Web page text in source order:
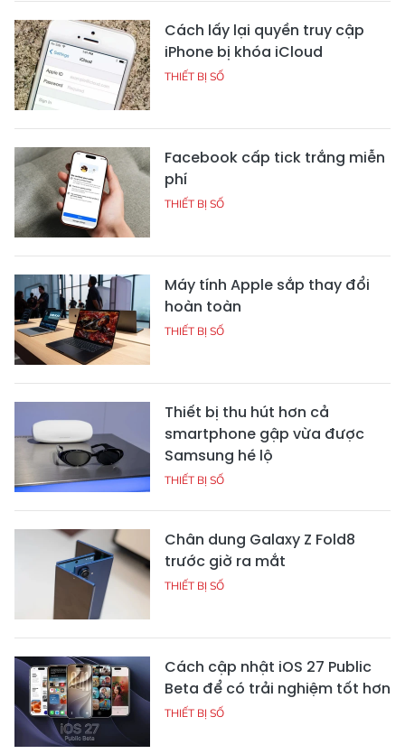
Cách lấy lại quyền truy cập
iPhone bị khóa iCloud
THIẾT BỊ SỐ
Facebook cấp tick trắng miễn
phí
THIẾT BỊ SỐ
Máy tính Apple sắp thay đổi
hoàn toàn
THIẾT BỊ SỐ
Thiết bị thu hút hơn cả
smartphone gập vừa được
Samsung hé lộ
THIẾT BỊ SỐ
Chân dung Galaxy Z Fold8
trước giờ ra mắt
THIẾT BỊ SỐ
Cách cập nhật iOS 27 Public
Beta để có trải nghiệm tốt hơn
THIẾT BỊ SỐ